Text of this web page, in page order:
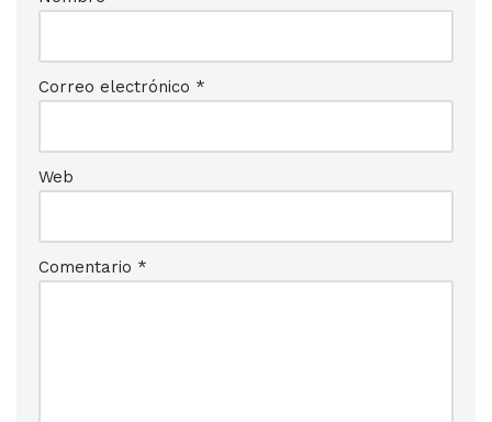
Correo electrónico *
Web
Comentario *